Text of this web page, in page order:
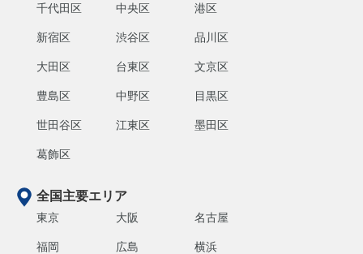
千代田区 中央区 港区
新宿区 渋谷区 品川区
大田区 台東区 文京区
豊島区 中野区 目黒区
世田谷区 江東区 墨田区
葛飾区
全国主要エリア
東京 大阪 名古屋
福岡 広島 横浜